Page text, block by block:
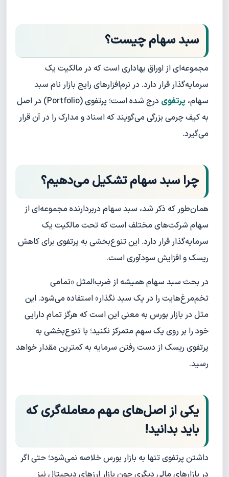
سبد سهام چیست؟
مجموعه‌ای از اوراق بهاداری است که در مالکیت یک
سرمایه‌گذار قرار دارد. در نرم‌افزارهای رایج بازار نام سبد
سهام، پرتفوی
درج شده است؛ پرتفوی (Portfolio) در اصل
به کیف چرمی بزرگی می‌گویند که اسناد و مدارک را در آن قرار
می‌گیرد.
چرا سبد سهام تشکیل می‌دهیم؟
همان‌طور که ذکر شد، سبد سهام دربردارنده مجموعه‌ای از
سهام شرکت‌های مختلف است که تحت مالکیت یک
سرمایه‌گذار قرار دارد. این تنوع‌بخشی به پرتفوی برای کاهش
ریسک و افزایش سودآوری است.
در بحث سبد سهام همیشه از ضرب‌المثل «تمامی
تخم‌مرغ‌هایت را در یک سبد نگذار» استفاده می‌شود. این
مثل در بازار بورس به معنی این است که هرگز تمام دارایی
خود را بر روی یک سهم متمرکز نکنید؛ با تنوع‌بخشی به
پرتفوی ریسک از دست رفتن سرمایه به کمترین مقدار خواهد
رسید.
یکی از اصل‌های مهم معامله‌گری که
باید بدانید!
داشتن پرتفوی تنها به بازار بورس خلاصه نمی‌شود؛ حتی اگر
در بازارهای مالی دیگری چون بازار ارزهای دیجیتال نیز